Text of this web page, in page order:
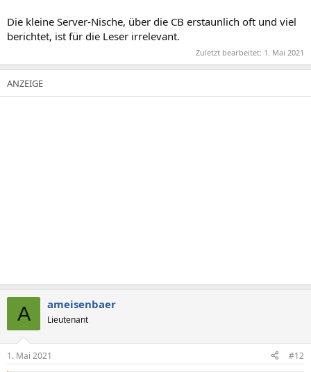
Die kleine Server-Nische, über die CB erstaunlich oft und viel
berichtet, ist für die Leser irrelevant.
Zuletzt bearbeitet: 1. Mai 2021
A ameisenbaer
Lieutenant
1. Mai 2021 #12